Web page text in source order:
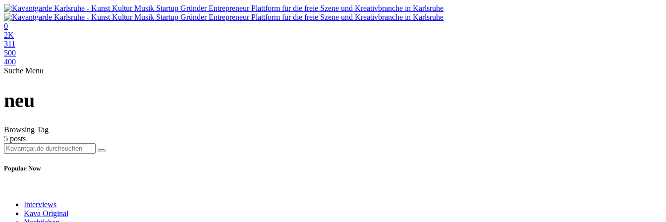
0
2K
311
500
400
Suche Menu
neu
Browsing Tag
5 posts
Popular Now
Interviews
Kava Original